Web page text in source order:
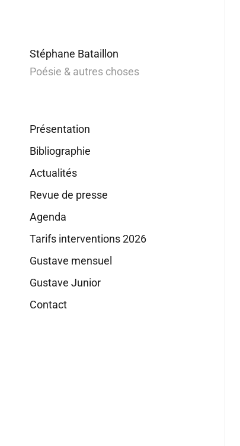
Stéphane Bataillon
Poésie & autres choses
Présentation
Bibliographie
Actualités
Revue de presse
Agenda
Tarifs interventions 2026
Gustave mensuel
Gustave Junior
Contact